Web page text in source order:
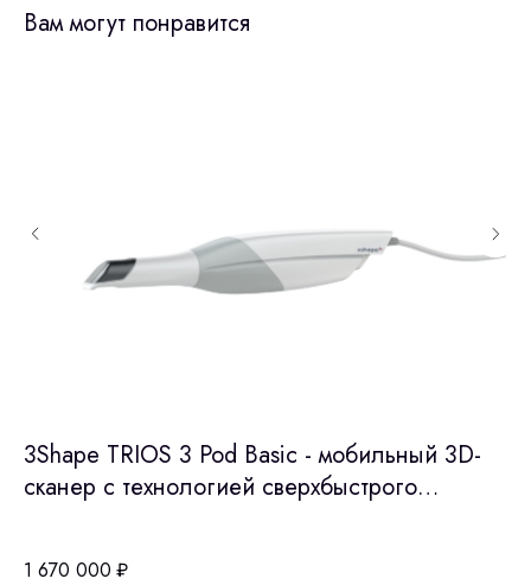
Вам могут понравится
3Shape TRIOS 3 Pod Basic - мобильный 3D-
сканер с технологией сверхбыстрого
1 670 000 ₽